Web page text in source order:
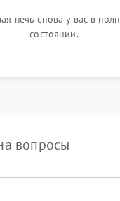
печь снова у вас в
состоянии.
вопросы